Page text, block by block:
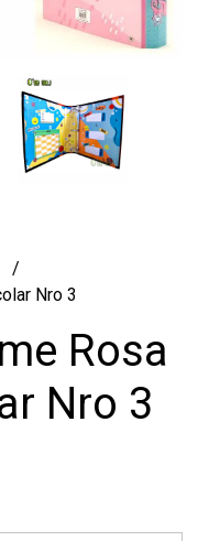
Nro 3
Rosa
Nro 3